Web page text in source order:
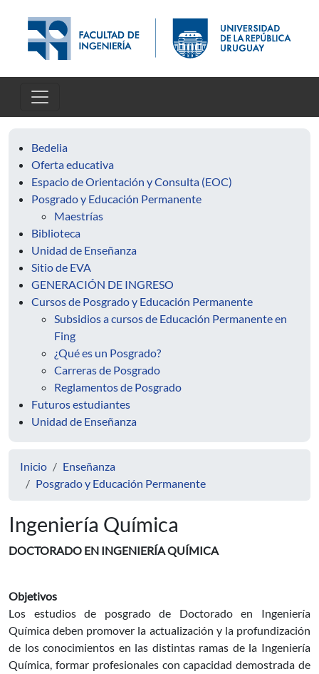
Bedelia
Oferta educativa
Espacio de Orientación y Consulta (EOC)
Posgrado y Educación Permanente
Maestrías
Biblioteca
Unidad de Enseñanza
Sitio de EVA
GENERACIÓN DE INGRESO
Cursos de Posgrado y Educación Permanente
Subsidios a cursos de Educación Permanente en
Fing
¿Qué es un Posgrado?
Carreras de Posgrado
Reglamentos de Posgrado
Futuros estudiantes
Unidad de Enseñanza
Inicio
Enseñanza
Posgrado y Educación Permanente
Ingeniería Química
DOCTORADO EN INGENIERÍA QUÍMICA
Objetivos
Los estudios de posgrado de Doctorado en Ingeniería
Química deben promover la actualización y la profundización
de los conocimientos en las distintas ramas de la Ingeniería
Química, formar profesionales con capacidad demostrada de